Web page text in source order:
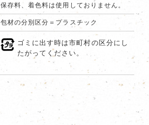
保存料、着色料は使用しておりません。
包材の分別区分＝プラスチック
ゴミに出す時は市町村の区分にし
たがってください。